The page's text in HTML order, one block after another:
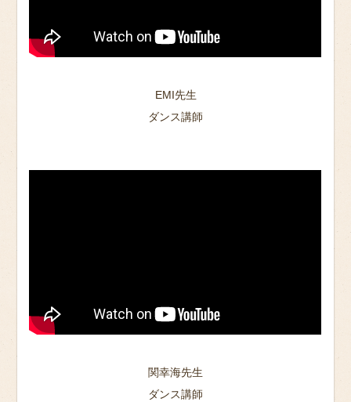
EMI先生
ダンス講師
関幸海先生
ダンス講師